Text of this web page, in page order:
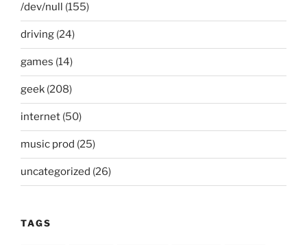
/dev/null (155)
driving (24)
games (14)
geek (208)
internet (50)
music prod (25)
uncategorized (26)
TAGS